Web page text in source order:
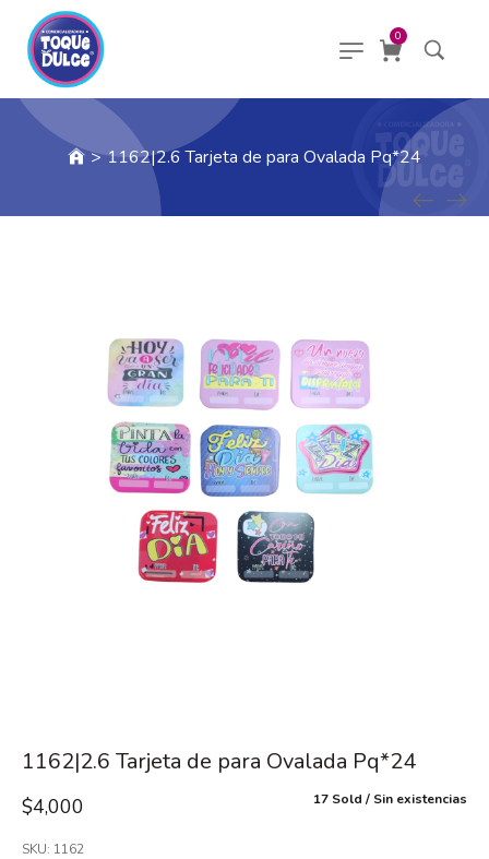
0
> 1162|2.6 Tarjeta de para Ovalada Pq*24
1162|2.6 Tarjeta de para Ovalada Pq*24
17 Sold Sin existencias
$4,000
SKU: 1162